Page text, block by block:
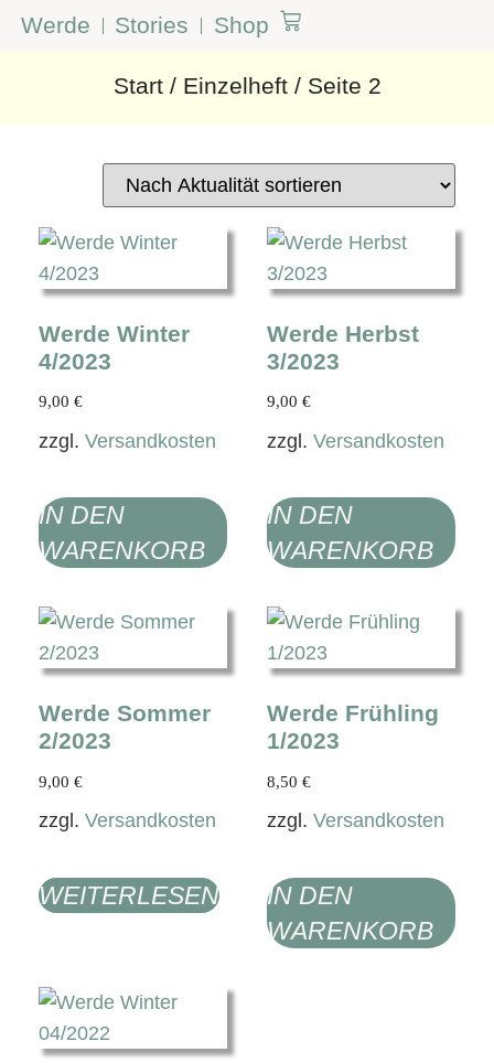
Werde Stories Shop
Start/ Einzelheft/ Seite 2
Werde Winter
4/2023
9,00€
zzgl.Versandkosten
IN DEN
WARENKORB
Werde Herbst
3/2023
9,00 €
zzgl. Versandkosten
IN DEN
WARENKORB
Werde Sommer
2/2023
9,00€
zzgl.Versandkosten
WEITERLESEN
Werde Frühling
1/2023
8,50 €
zzgl. Versandkosten
IN DEN
WARENKORB